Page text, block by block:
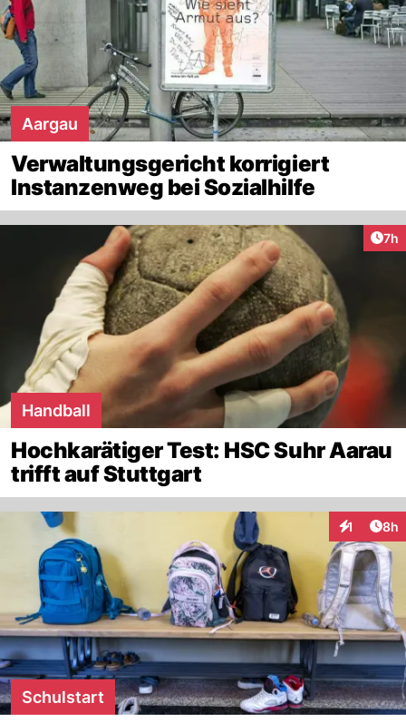
Aargau
Verwaltungsgericht korrigiert
Instanzenweg bei Sozialhilfe
7h
Handball
Hochkarätiger Test: HSC Suhr Aarau
trifft auf Stuttgart
1 8h
Schulstart